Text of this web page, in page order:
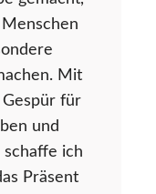
Mit
für
und
schaffe ich
Präsent